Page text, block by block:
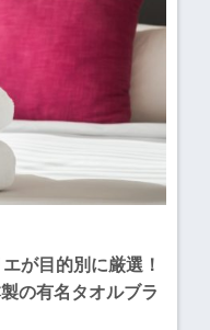
が目的別に厳選！
の有名タオルブラ